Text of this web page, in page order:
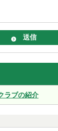
ラブの紹介